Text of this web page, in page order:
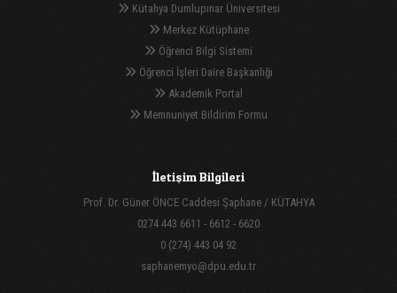
Kütahya Dumlupınar Üniversitesi
Merkez Kütüphane
Öğrenci Bilgi Sistemi
Öğrenci İşleri Daire Başkanlığı
Akademik Portal
Memnuniyet Bildirim Formu
İletişim Bilgileri
Prof. Dr. Güner ÖNCE Caddesi Şaphane / KÜTAHYA
0274 443 6611 - 6612 - 6620
0 (274) 443 04 92
saphanemyo@dpu.edu.tr